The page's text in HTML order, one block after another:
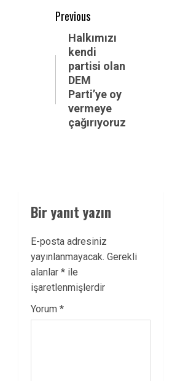
Post
navigation
Previous
Previous
post:
Halkımızı
kendi
partisi olan
DEM
Parti’ye oy
vermeye
çağırıyoruz
Bir yanıt yazın
E-posta adresiniz
yayınlanmayacak. Gerekli
alanlar * ile
işaretlenmişlerdir
Yorum *